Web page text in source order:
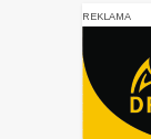
REKLAMA